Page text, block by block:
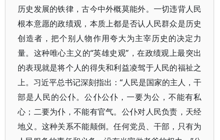
历史发展的铁律，古今中外概莫能外。一切违背人民
根本意愿的政绩观，本质上都是否认人民群众是历史
创造者，把个别人物作用夸大为主宰历史的决定力
量。这种唯心主义的“英雄史观”，在政绩观上最突出
的表现就是将个人的得失和利益凌驾于人民的福祉之
上。习近平总书记深刻指出：“人民是国家的主人，干
部是人民的公仆。公仆公仆，一要为公，不能有私
心；二要为仆，不能有官气。公仆对人民负责，天经
地义。这种关系不能颠倒。任何党员、干部，只有为